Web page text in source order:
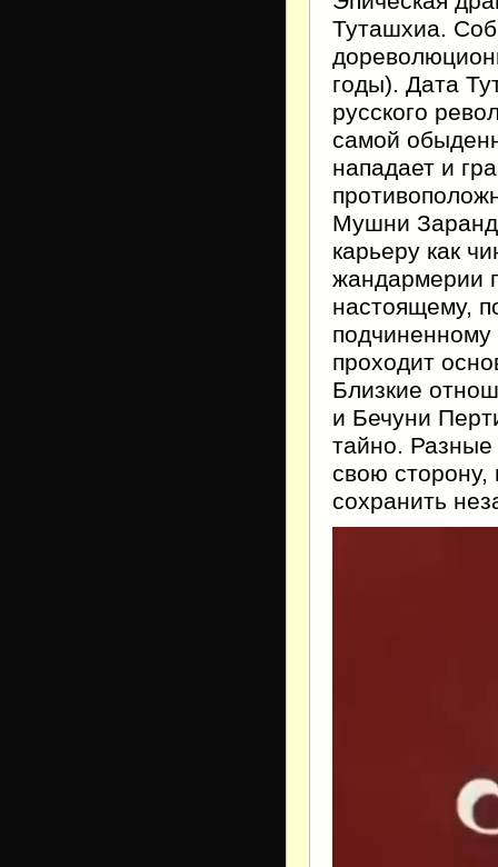
Туташхиа.
годы). Дата
русского
самой
нападает и
Мушни
карьеру как
жандармерии
настоящему,
подчиненному
проходит
Близкие
и Бечуни
тайно.
свою сторону,
сохранить